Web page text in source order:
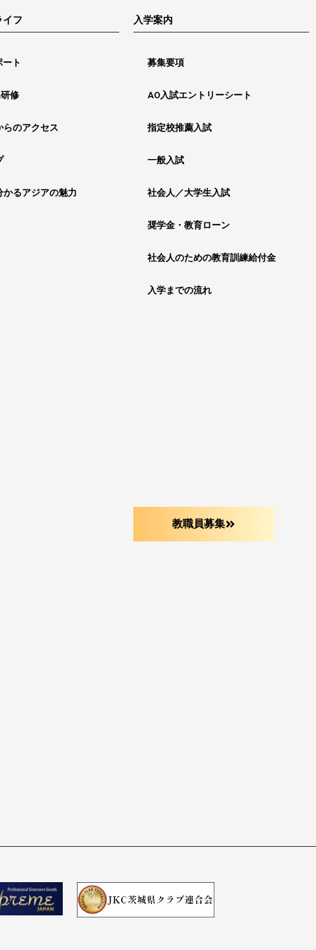
イフ
ート
修
らのアクセス
かるアジアの魅力
入学案内
募集要項
AO入試エントリーシート
指定校推薦入試
一般入試
社会人／大学生入試
奨学金・教育ローン
社会人のための教育訓練給付金
入学までの流れ
教職員募集